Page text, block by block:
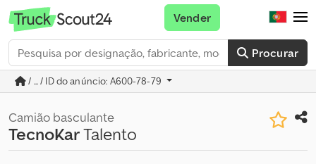
Procurar
Vender
/ ... / ID do anúncio: A600-78-79
Camião basculante
TecnoKarTalento